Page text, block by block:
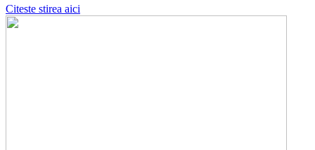
Citeste stirea aici